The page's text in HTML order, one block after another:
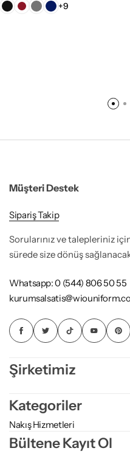
+9
Müşteri Destek
Sipariş Takip
Sorularınız ve talepleriniz
sürede size dönüş
Whatsapp: 0 (544) 806 50 55
Şirketimiz
Kategoriler
Nakış Hizmetleri
Bültene Kayıt Ol